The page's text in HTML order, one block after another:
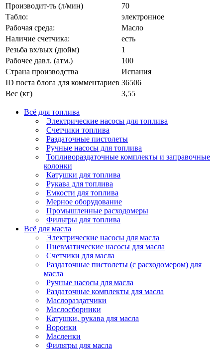
Производит-ть (л/мин)
70
Табло:
электронное
Рабочая среда:
Масло
Наличие счетчика:
есть
Резьба вх/вых (дюйм)
1
Рабочее давл. (атм.)
100
Страна производства
Испания
ID поста блога для комментариев 36506
Вес (кг)
3,55
Всё для топлива
Электрические насосы для топлива
Счетчики топлива
Раздаточные пистолеты
Ручные насосы для топлива
Топливораздаточные комплекты и заправочные
колонки
Катушки для топлива
Рукава для топлива
Емкости для топлива
Мерное оборудование
Промышленные расходомеры
Фильтры для топлива
Всё для масла
Электрические насосы для масла
Пневматические насосы для масла
Счетчики для масла
Раздаточные пистолеты (с расходомером) для
масла
Ручные насосы для масла
Раздаточные комплекты для масла
Маслораздатчики
Маслосборники
Катушки, рукава для масла
Воронки
Масленки
Фильтры для масла